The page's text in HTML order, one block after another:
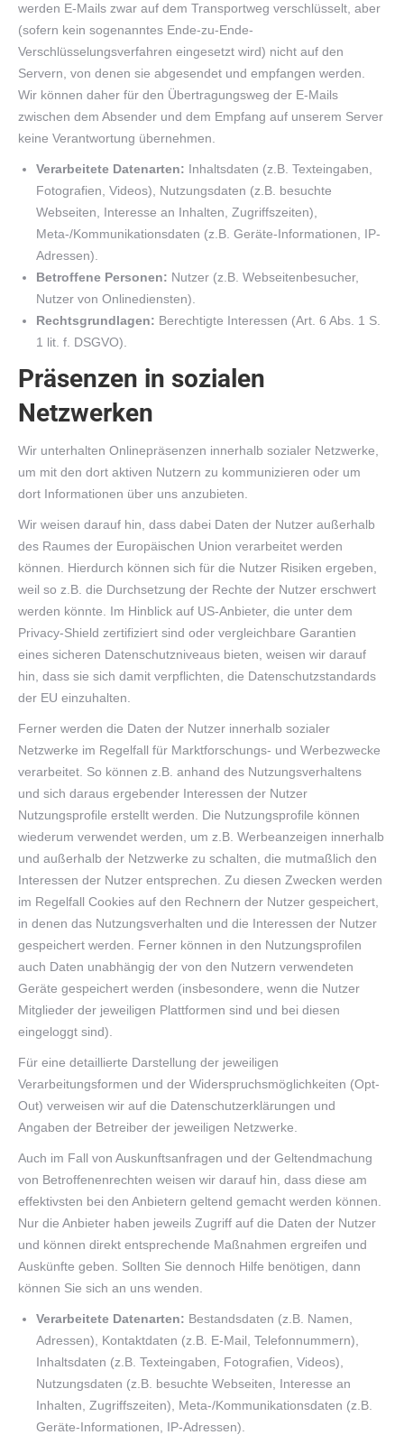
werden E-Mails zwar auf dem Transportweg verschlüsselt, aber
(sofern kein sogenanntes Ende-zu-Ende-
Verschlüsselungsverfahren eingesetzt wird) nicht auf den
Servern, von denen sie abgesendet und empfangen werden.
Wir können daher für den Übertragungsweg der E-Mails
zwischen dem Absender und dem Empfang auf unserem Server
keine Verantwortung übernehmen.
Verarbeitete Datenarten: Inhaltsdaten (z.B. Texteingaben,
Fotografien, Videos), Nutzungsdaten (z.B. besuchte
Webseiten, Interesse an Inhalten, Zugriffszeiten),
Meta-/Kommunikationsdaten (z.B. Geräte-Informationen, IP-
Adressen).
Betroffene Personen: Nutzer (z.B. Webseitenbesucher,
Nutzer von Onlinediensten).
Rechtsgrundlagen: Berechtigte Interessen (Art. 6 Abs. 1 S.
1 lit. f. DSGVO).
Präsenzen in sozialen
Netzwerken
Wir unterhalten Onlinepräsenzen innerhalb sozialer Netzwerke,
um mit den dort aktiven Nutzern zu kommunizieren oder um
dort Informationen über uns anzubieten.
Wir weisen darauf hin, dass dabei Daten der Nutzer außerhalb
des Raumes der Europäischen Union verarbeitet werden
können. Hierdurch können sich für die Nutzer Risiken ergeben,
weil so z.B. die Durchsetzung der Rechte der Nutzer erschwert
werden könnte. Im Hinblick auf US-Anbieter, die unter dem
Privacy-Shield zertifiziert sind oder vergleichbare Garantien
eines sicheren Datenschutzniveaus bieten, weisen wir darauf
hin, dass sie sich damit verpflichten, die Datenschutzstandards
der EU einzuhalten.
Ferner werden die Daten der Nutzer innerhalb sozialer
Netzwerke im Regelfall für Marktforschungs- und Werbezwecke
verarbeitet. So können z.B. anhand des Nutzungsverhaltens
und sich daraus ergebender Interessen der Nutzer
Nutzungsprofile erstellt werden. Die Nutzungsprofile können
wiederum verwendet werden, um z.B. Werbeanzeigen innerhalb
und außerhalb der Netzwerke zu schalten, die mutmaßlich den
Interessen der Nutzer entsprechen. Zu diesen Zwecken werden
im Regelfall Cookies auf den Rechnern der Nutzer gespeichert,
in denen das Nutzungsverhalten und die Interessen der Nutzer
gespeichert werden. Ferner können in den Nutzungsprofilen
auch Daten unabhängig der von den Nutzern verwendeten
Geräte gespeichert werden (insbesondere, wenn die Nutzer
Mitglieder der jeweiligen Plattformen sind und bei diesen
eingeloggt sind).
Für eine detaillierte Darstellung der jeweiligen
Verarbeitungsformen und der Widerspruchsmöglichkeiten (Opt-
Out) verweisen wir auf die Datenschutzerklärungen und
Angaben der Betreiber der jeweiligen Netzwerke.
Auch im Fall von Auskunftsanfragen und der Geltendmachung
von Betroffenenrechten weisen wir darauf hin, dass diese am
effektivsten bei den Anbietern geltend gemacht werden können.
Nur die Anbieter haben jeweils Zugriff auf die Daten der Nutzer
und können direkt entsprechende Maßnahmen ergreifen und
Auskünfte geben. Sollten Sie dennoch Hilfe benötigen, dann
können Sie sich an uns wenden.
Verarbeitete Datenarten: Bestandsdaten (z.B. Namen,
Adressen), Kontaktdaten (z.B. E-Mail, Telefonnummern),
Inhaltsdaten (z.B. Texteingaben, Fotografien, Videos),
Nutzungsdaten (z.B. besuchte Webseiten, Interesse an
Inhalten, Zugriffszeiten), Meta-/Kommunikationsdaten (z.B.
Geräte-Informationen, IP-Adressen).